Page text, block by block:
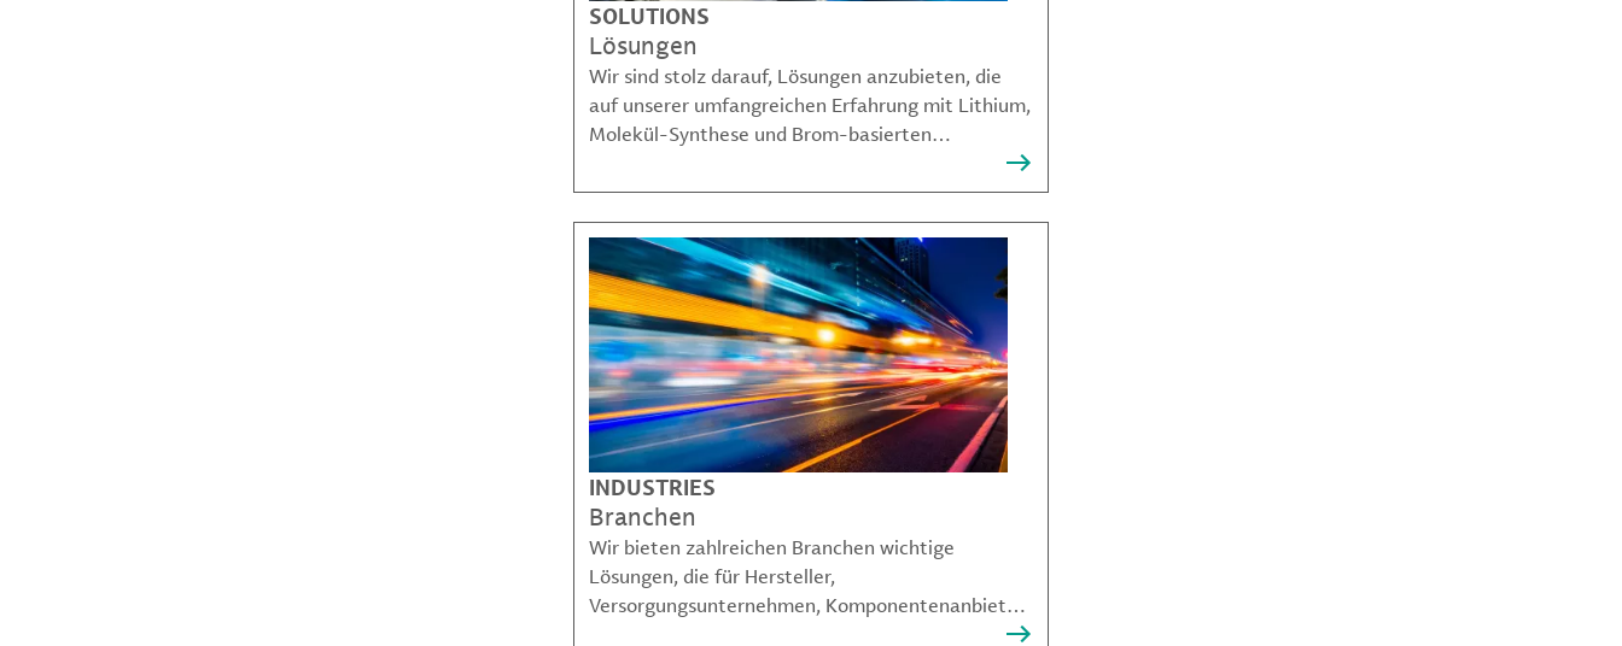
SOLUTIONS
Lösungen
Wir sind stolz darauf, Lösungen anzubieten, die
auf unserer umfangreichen Erfahrung mit Lithium,
Molekül-Synthese und Brom-basierten
Angeboten aufbauen und unseren Kunden dabei
helfen, komplexe Herausforderungen zu
bewältigen.
INDUSTRIES
Branchen
Wir bieten zahlreichen Branchen wichtige
Lösungen, die für Hersteller,
Versorgungsunternehmen, Komponentenanbieter,